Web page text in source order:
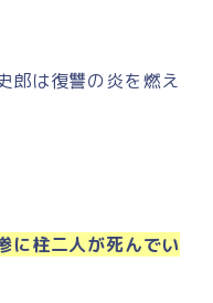
郎は復讐の炎を燃え
に柱二人が死んでい